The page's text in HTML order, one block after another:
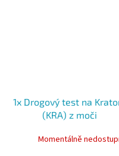
1x Drogový test na
(KRA) z moči
Momentálně